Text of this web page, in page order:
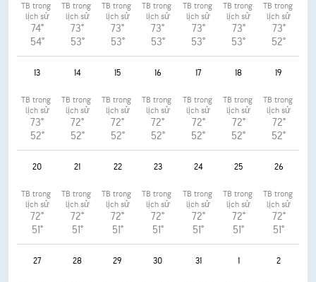
TB trong
lịch sử
74°
54°
TB trong
lịch sử
73°
53°
TB trong
lịch sử
73°
53°
TB trong
lịch sử
73°
53°
TB trong
lịch sử
73°
53°
TB trong
lịch sử
73°
53°
TB trong
lịch sử
73°
52°
13
TB trong
lịch sử
73°
52°
14
TB trong
lịch sử
72°
52°
15
TB trong
lịch sử
72°
52°
16
TB trong
lịch sử
72°
52°
17
TB trong
lịch sử
72°
52°
18
TB trong
lịch sử
72°
52°
19
TB trong
lịch sử
72°
52°
20
TB trong
lịch sử
72°
51°
21
TB trong
lịch sử
72°
51°
22
TB trong
lịch sử
72°
51°
23
TB trong
lịch sử
72°
51°
24
TB trong
lịch sử
72°
51°
25
TB trong
lịch sử
72°
51°
26
TB trong
lịch sử
72°
51°
27 28 29 30 31 1 2